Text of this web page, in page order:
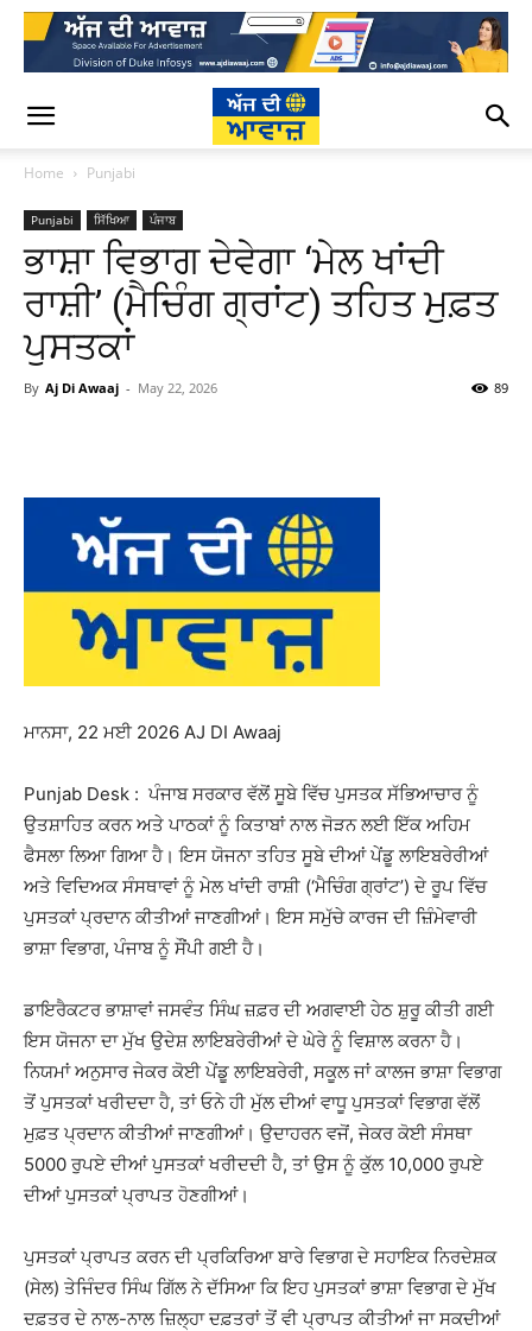
Home Punjabi
Punjabi ਸਿੱਖਿਆ ਪੰਜਾਬ
ਭਾਸ਼ਾ ਵਿਭਾਗ ਦੇਵੇਗਾ ‘ਮੇਲ ਖਾਂਦੀ
ਰਾਸ਼ੀ’ (ਮੈਚਿੰਗ ਗ੍ਰਾਂਟ) ਤਹਿਤ ਮੁਫ਼ਤ
ਪੁਸਤਕਾਂ
By Aj Di Awaaj - May 22, 2026 89
ਮਾਨਸਾ, 22 ਮਈ 2026 AJ DI Awaaj
Punjab Desk : ਪੰਜਾਬ ਸਰਕਾਰ ਵੱਲੋਂ ਸੂਬੇ ਵਿੱਚ ਪੁਸਤਕ ਸੱਭਿਆਚਾਰ ਨੂੰ
ਉਤਸ਼ਾਹਿਤ ਕਰਨ ਅਤੇ ਪਾਠਕਾਂ ਨੂੰ ਕਿਤਾਬਾਂ ਨਾਲ ਜੋੜਨ ਲਈ ਇੱਕ ਅਹਿਮ
ਫੈਸਲਾ ਲਿਆ ਗਿਆ ਹੈ। ਇਸ ਯੋਜਨਾ ਤਹਿਤ ਸੂਬੇ ਦੀਆਂ ਪੇਂਡੂ ਲਾਇਬਰੇਰੀਆਂ
ਅਤੇ ਵਿਦਿਅਕ ਸੰਸਥਾਵਾਂ ਨੂੰ ਮੇਲ ਖਾਂਦੀ ਰਾਸ਼ੀ (‘ਮੈਚਿੰਗ ਗ੍ਰਾਂਟ’) ਦੇ ਰੂਪ ਵਿੱਚ
ਪੁਸਤਕਾਂ ਪ੍ਰਦਾਨ ਕੀਤੀਆਂ ਜਾਣਗੀਆਂ। ਇਸ ਸਮੁੱਚੇ ਕਾਰਜ ਦੀ ਜ਼ਿੰਮੇਵਾਰੀ
ਭਾਸ਼ਾ ਵਿਭਾਗ, ਪੰਜਾਬ ਨੂੰ ਸੌਂਪੀ ਗਈ ਹੈ।
ਡਾਇਰੈਕਟਰ ਭਾਸ਼ਾਵਾਂ ਜਸਵੰਤ ਸਿੰਘ ਜ਼ਫ਼ਰ ਦੀ ਅਗਵਾਈ ਹੇਠ ਸ਼ੁਰੂ ਕੀਤੀ ਗਈ
ਇਸ ਯੋਜਨਾ ਦਾ ਮੁੱਖ ਉਦੇਸ਼ ਲਾਇਬਰੇਰੀਆਂ ਦੇ ਘੇਰੇ ਨੂੰ ਵਿਸ਼ਾਲ ਕਰਨਾ ਹੈ।
ਨਿਯਮਾਂ ਅਨੁਸਾਰ ਜੇਕਰ ਕੋਈ ਪੇਂਡੂ ਲਾਇਬਰੇਰੀ, ਸਕੂਲ ਜਾਂ ਕਾਲਜ ਭਾਸ਼ਾ ਵਿਭਾਗ
ਤੋਂ ਪੁਸਤਕਾਂ ਖਰੀਦਦਾ ਹੈ, ਤਾਂ ਓਨੇ ਹੀ ਮੁੱਲ ਦੀਆਂ ਵਾਧੂ ਪੁਸਤਕਾਂ ਵਿਭਾਗ ਵੱਲੋਂ
ਮੁਫ਼ਤ ਪ੍ਰਦਾਨ ਕੀਤੀਆਂ ਜਾਣਗੀਆਂ। ਉਦਾਹਰਨ ਵਜੋਂ, ਜੇਕਰ ਕੋਈ ਸੰਸਥਾ
5000 ਰੁਪਏ ਦੀਆਂ ਪੁਸਤਕਾਂ ਖਰੀਦਦੀ ਹੈ, ਤਾਂ ਉਸ ਨੂੰ ਕੁੱਲ 10,000 ਰੁਪਏ
ਦੀਆਂ ਪੁਸਤਕਾਂ ਪ੍ਰਾਪਤ ਹੋਣਗੀਆਂ।
ਪੁਸਤਕਾਂ ਪ੍ਰਾਪਤ ਕਰਨ ਦੀ ਪ੍ਰਕਿਰਿਆ ਬਾਰੇ ਵਿਭਾਗ ਦੇ ਸਹਾਇਕ ਨਿਰਦੇਸ਼ਕ
(ਸੇਲ) ਤੇਜਿੰਦਰ ਸਿੰਘ ਗਿੱਲ ਨੇ ਦੱਸਿਆ ਕਿ ਇਹ ਪੁਸਤਕਾਂ ਭਾਸ਼ਾ ਵਿਭਾਗ ਦੇ ਮੁੱਖ
ਦਫ਼ਤਰ ਦੇ ਨਾਲ-ਨਾਲ ਜ਼ਿਲ੍ਹਾ ਦਫ਼ਤਰਾਂ ਤੋਂ ਵੀ ਪ੍ਰਾਪਤ ਕੀਤੀਆਂ ਜਾ ਸਕਦੀਆਂ